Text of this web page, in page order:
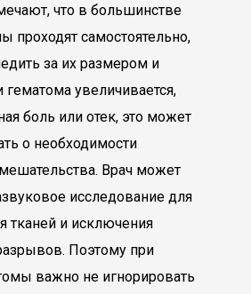
что в большинстве
проходят самостоятельно,
за их размером и
гематома увеличивается,
боль или отек, это может
о необходимости
Врач может
исследование для
тканей и исключения
Поэтому при
важно не игнорировать